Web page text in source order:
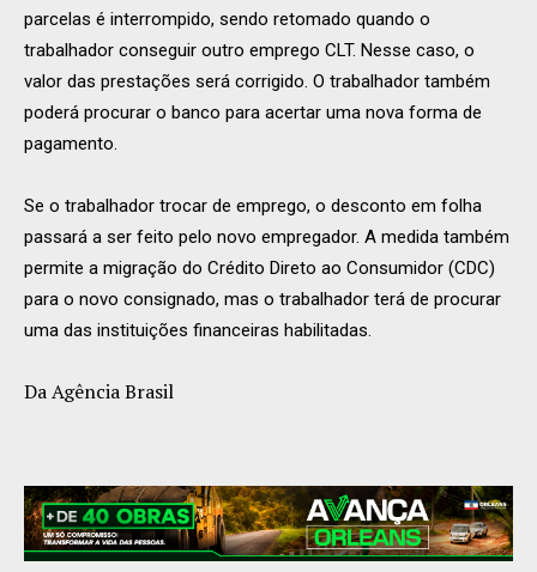
parcelas é interrompido, sendo retomado quando o
trabalhador conseguir outro emprego CLT. Nesse caso, o
valor das prestações será corrigido. O trabalhador também
poderá procurar o banco para acertar uma nova forma de
pagamento.
Se o trabalhador trocar de emprego, o desconto em folha
passará a ser feito pelo novo empregador. A medida também
permite a migração do Crédito Direto ao Consumidor (CDC)
para o novo consignado, mas o trabalhador terá de procurar
uma das instituições financeiras habilitadas.
Da Agência Brasil